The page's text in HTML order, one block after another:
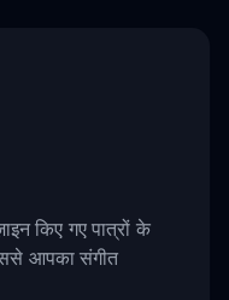
किए गए पात्रों के
आपका संगीत